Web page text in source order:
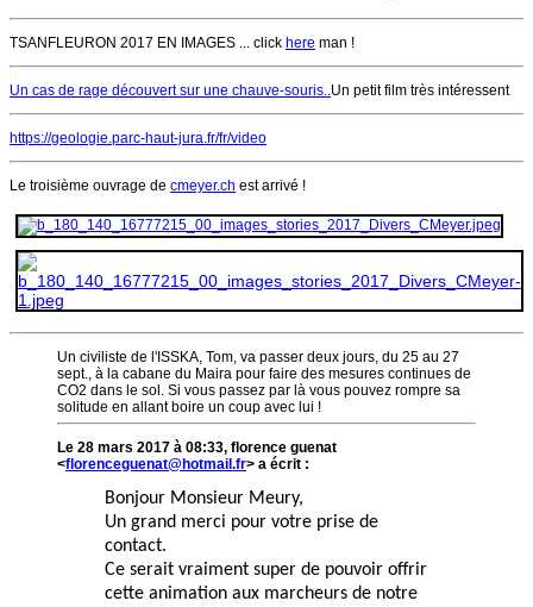
TSANFLEURON 2017 EN IMAGES ... click here man !
Un cas de rage découvert sur une chauve-souris..Un petit film très intéressent
https://geologie.parc-haut-jura.fr/fr/video
Le troisième ouvrage de cmeyer.ch est arrivé !
Un civiliste de l'ISSKA, Tom, va passer deux jours, du 25 au 27
sept., à la cabane du Maira pour faire des mesures continues de
CO2 dans le sol. Si vous passez par là vous pouvez rompre sa
solitude en allant boire un coup avec lui !
Le 28 mars 2017 à 08:33, florence guenat
<
> a écrit :
Bonjour Monsieur Meury,
Un grand merci pour votre prise de
contact.
Ce serait vraiment super de pouvoir offrir
cette animation aux marcheurs de notre